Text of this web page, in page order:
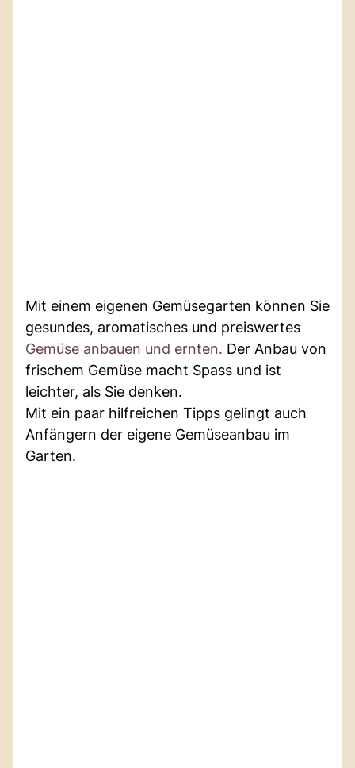
Mit einem eigenen Gemüsegarten können Sie
gesundes, aromatisches und preiswertes
Gemüse anbauen und ernten. Der Anbau von
frischem Gemüse macht Spass und ist
leichter, als Sie denken.
Mit ein paar hilfreichen Tipps gelingt auch
Anfängern der eigene Gemüseanbau im
Garten.